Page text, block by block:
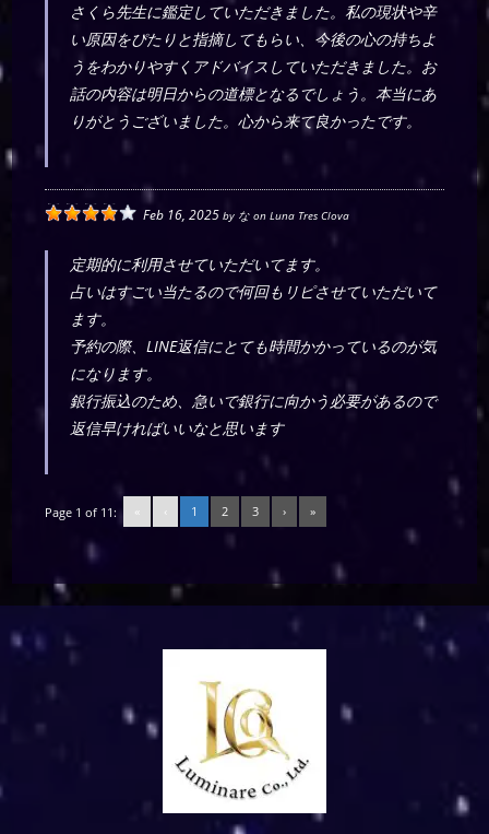
さくら先生に鑑定していただきました。私の現状や辛
い原因をぴたりと指摘してもらい、今後の心の持ちよ
うをわかりやすくアドバイスしていただきました。お
話の内容は明日からの道標となるでしょう。本当にあ
りがとうございました。心から来て良かったです。
Feb 16, 2025 by な onLuna Tres Clova
定期的に利用させていただいてます。
占いはすごい当たるので何回もリピさせていただいて
ます。
予約の際、LINE返信にとても時間かかっているのが気
になります。
銀行振込のため、急いで銀行に向かう必要があるので
返信早ければいいなと思います
Page 1 of 11: « ‹ 1 2 3 › »